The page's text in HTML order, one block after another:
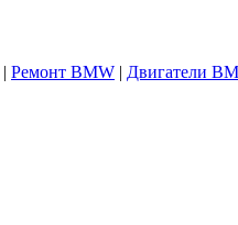
| Ремонт BMW | Двигатели